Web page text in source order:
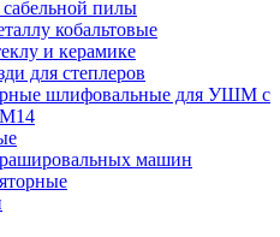
пилы
кобальтовые
и керамике
для степлеров
шлифовальные для УШМ с
М14
машин